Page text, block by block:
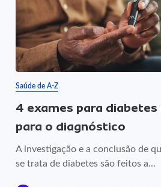
Saúde de A-Z
4 exames para
para o diagnóstico
A investigação e a conclusão de
se trata de diabetes são feitos a...